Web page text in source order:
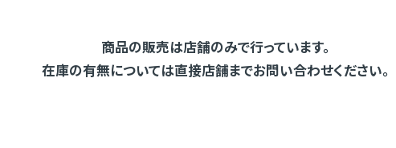
商品の販売は店舗のみで行っています。
在庫の有無については直接店舗までお問い合わせください。